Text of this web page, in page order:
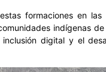
formaciones en las
indígenas
digital y el